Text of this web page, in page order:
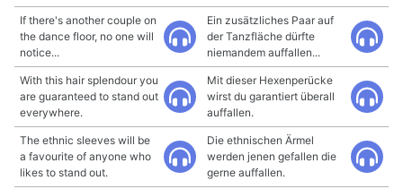
If there's another couple on
the dance floor, no one will
notice...
Ein zusätzliches Paar auf
der Tanzfläche dürfte
niemandem auffallen...
With this hair splendour you
are guaranteed to stand out
everywhere.
Mit dieser Hexenperücke
wirst du garantiert überall
auffallen.
The ethnic sleeves will be
a favourite of anyone who
likes to stand out.
Die ethnischen Ärmel
werden jenen gefallen die
gerne auffallen.